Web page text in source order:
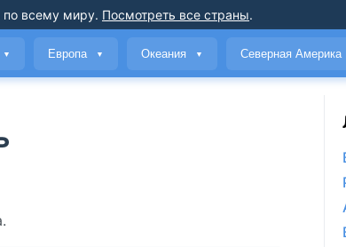
по всему миру. Посмотреть все страны.
▼ Европа ▼ Океания ▼ Северная Америка